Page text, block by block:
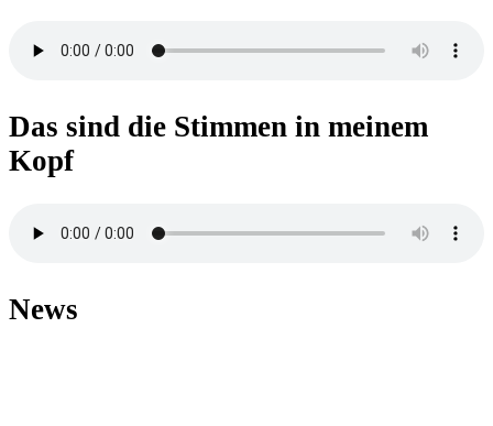
Das sind die Stimmen in meinem
Kopf
News